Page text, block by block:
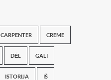
CARPENTER CREME
DĖL GALI
ISTORIJA IŠ